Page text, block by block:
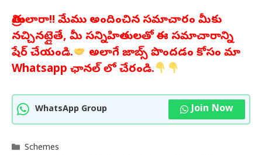
మిత్రులారా!! మేము అందించిన సమాచారం మీకు
నచ్చినట్లైతే, మీ సన్నిహితులతో ఈ సమాచారాన్ని
షేర్ చేయండి.
అలాగే జాబ్స్ పొందడం కోసం మా
Whatsapp ఛానల్ లో చేరండి.
WhatsApp Group Join Now
Categories
Schemes